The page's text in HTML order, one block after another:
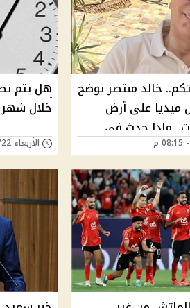
خالد منتصر يوضح
ميديا على أرض
ماذا حدث في
هل يتم
خلال شهر
الأربعاء 22/يناير/2025 - 05:39 م